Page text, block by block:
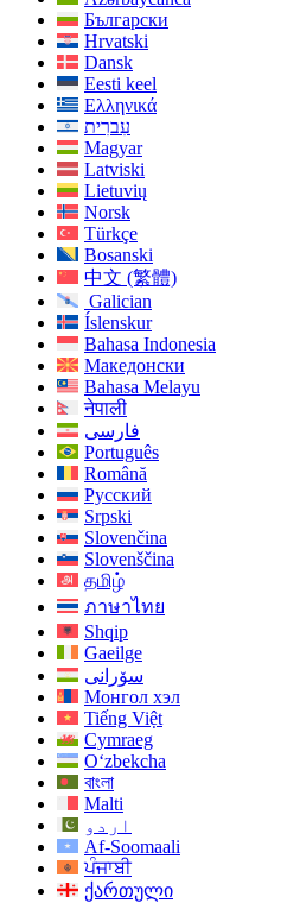
Български
Hrvatski
Dansk
Eesti keel
Ελληνικά
עִברִית
Magyar
Latviski
Lietuvių
Norsk
Türkçe
Bosanski
中文 (繁體)
Galician
Íslenskur
Bahasa Indonesia
Македонски
Bahasa Melayu
नेपाली
فارسی
Português
Română
Русский
Srpski
Slovenčina
Slovenščina
தமிழ்
ภาษาไทย
Shqip
Gaeilge
سۆرانی
Монгол хэл
Tiếng Việt
Cymraeg
O‘zbekcha
বাংলা
Malti
اردو
Af-Soomaali
ਪੰਜਾਬੀ
ქართული